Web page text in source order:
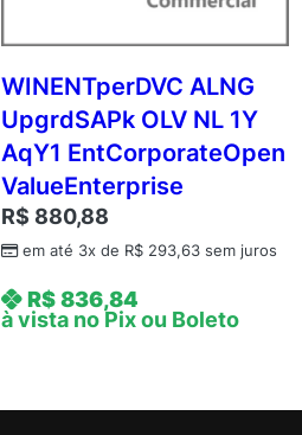
WINENTperDVC ALNG
UpgrdSAPk OLV NL 1Y
AqY1 EntCorporateOpen
ValueEnterprise
R$ 880,88
em até 3x de R$ 293,63 sem juros
R$836,84
à vista no Pix ou Boleto